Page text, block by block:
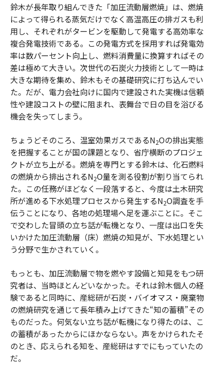
鈴木が長年取り組んできた「加圧流動層燃焼」は、燃焼
によって得られる蒸気だけでなく高温高圧の排ガスも利
用し、それぞれがタービンを駆動して発電する高効率な
複合発電技術である。この発電方式を採用すれば発電効
率は数パーセント向上し、燃料消費量に換算すればその
差は極めて大きい。次世代の石炭火力技術として一時は
大きな期待を集め、鈴木もその基礎研究に打ち込んでい
た。だが、電力会社向けに国内で建設された実機は信頼
性や建設コストの壁に阻まれ、表舞台で日の目を浴びる
機会を失ってしまう。
ちょうどそのころ、温室効果ガスであるN2Oの排出実態
を把握することが国の課題となり、省庁横断のプロジェ
クトが立ち上がる。燃焼を専門とする鈴木は、化石燃料
の燃焼から排出されるN2O量を測る役割が割り当てられ
た。この任務がほどなく一段落すると、今度は土木研究
所が進める下水処理プロセスから発生するN2O調査を手
伝うことになり、各地の処理場へ足を運ぶことに。そこ
で交わした冒頭の立ち話が転機となり、一度は出口を失
いかけた加圧流動層（床）燃焼の知見が、下水処理とい
う分野で生かされていく。
もっとも、加圧流動層で物を燃やす設備と知見をもつ研
究者は、当時ほとんどいなかった。それは鈴木個人の経
験であると同時に、産総研が石炭・バイオマス・廃棄物
の燃焼研究を通じて長年積み上げてきた“知の蓄積”その
ものだった。何気ない立ち話が転機になり得たのは、こ
の蓄積があったからにほかならない。声をかけられたそ
のとき、応えられる知を、産総研はすでにもっていたの
だ。